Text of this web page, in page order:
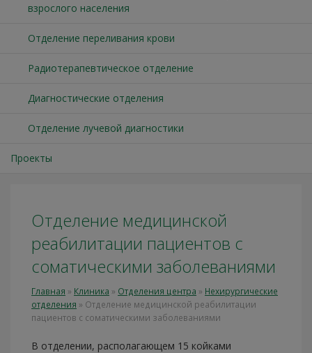
взрослого населения
Отделение переливания крови
Радиотерапевтическое отделение
Диагностические отделения
Отделение лучевой диагностики
Проекты
Отделение медицинской
реабилитации пациентов с
соматическими заболеваниями
Главная » Клиника » Отделения центра » Нехирургические
отделения » Отделение медицинской реабилитации
пациентов с соматическими заболеваниями
В отделении, располагающем 15 койками